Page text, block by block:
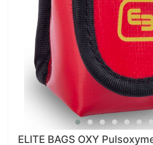
ELITE BAGS OXY